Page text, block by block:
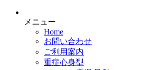
メニュー
Home
お問い合わせ
ご利用案内
重症心身型